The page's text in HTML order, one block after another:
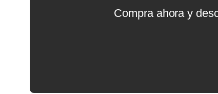
Compra ahora y